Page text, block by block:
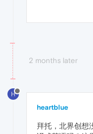
2 months later
H
heartblue
拜托，北界创想